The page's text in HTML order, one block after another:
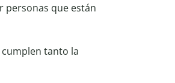
personas que están
tanto la